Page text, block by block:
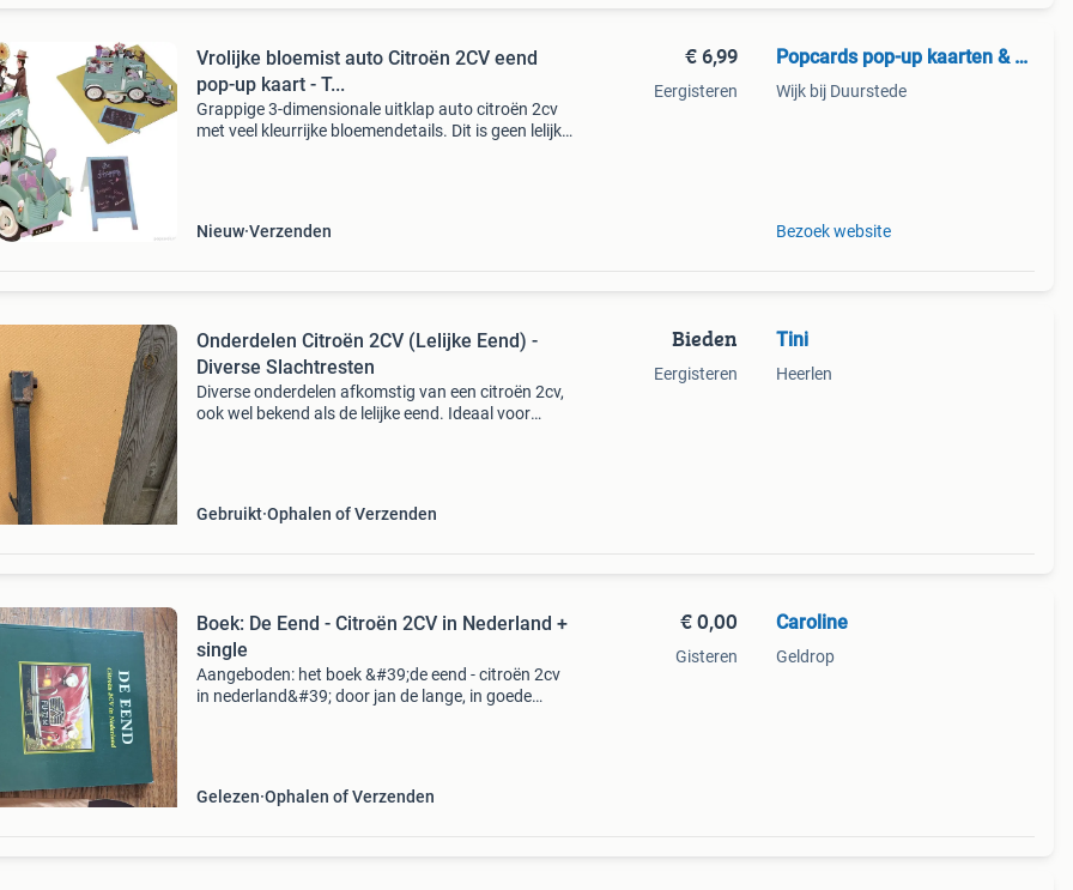
Vrolijke bloemist auto Citroën 2CV eend
pop-up kaart - T...
Grappige 3-dimensionale uitklap auto citroën 2cv
met veel kleurrijke bloemendetails. Dit is geen lelijke
Nieuw Verzenden
€ 6,99
Eergisteren
Popcards pop-up kaarten & wenskaarten
Wijk bij Duurstede
Bezoek website
Onderdelen Citroën 2CV (Lelijke Eend) -
Diverse Slachtresten
Diverse onderdelen afkomstig van een citroën 2cv,
ook wel bekend als de lelijke eend. Ideaal voor
Gebruikt Ophalen of Verzenden
Bieden
Eergisteren
Tini
Heerlen
Boek: De Eend - Citroën 2CV in Nederland +
single
Aangeboden: het boek &#39;de eend - citroën 2cv
in nederland&#39; door jan de lange, in goede
Gelezen Ophalen of Verzenden
€ 0,00
Gisteren
Caroline
Geldrop